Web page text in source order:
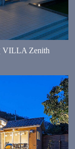
VILLA Zenith